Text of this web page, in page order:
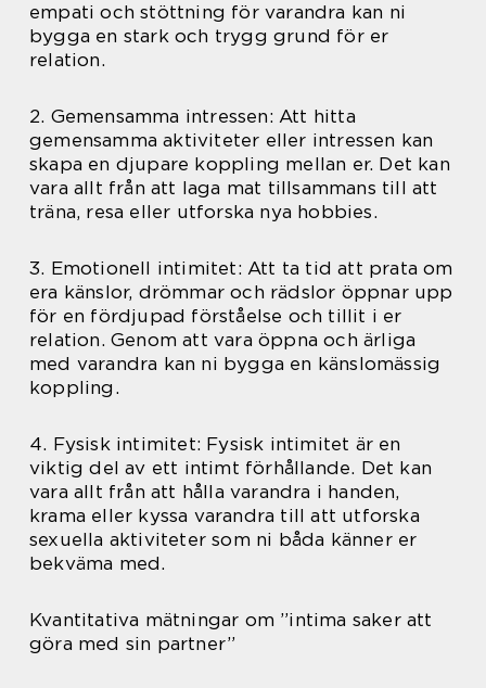
empati och stöttning för varandra kan ni
bygga en stark och trygg grund för er
relation.
2. Gemensamma intressen: Att hitta
gemensamma aktiviteter eller intressen kan
skapa en djupare koppling mellan er. Det kan
vara allt från att laga mat tillsammans till att
träna, resa eller utforska nya hobbies.
3. Emotionell intimitet: Att ta tid att prata om
era känslor, drömmar och rädslor öppnar upp
för en fördjupad förståelse och tillit i er
relation. Genom att vara öppna och ärliga
med varandra kan ni bygga en känslomässig
koppling.
4. Fysisk intimitet: Fysisk intimitet är en
viktig del av ett intimt förhållande. Det kan
vara allt från att hålla varandra i handen,
krama eller kyssa varandra till att utforska
sexuella aktiviteter som ni båda känner er
bekväma med.
Kvantitativa mätningar om ”intima saker att
göra med sin partner”